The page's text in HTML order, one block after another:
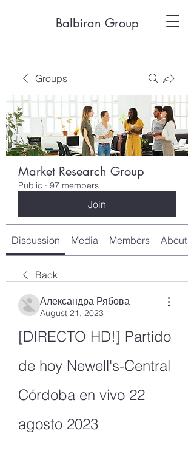
Balbiran Group
Groups
Market Research Group
Public · 97 members
Join
Discussion Media Members About
Back
Александра Рябова
August 21, 2023
[DIRECTO HD!] Partido
de hoy Newell's-Central
Córdoba en vivo 22
agosto 2023